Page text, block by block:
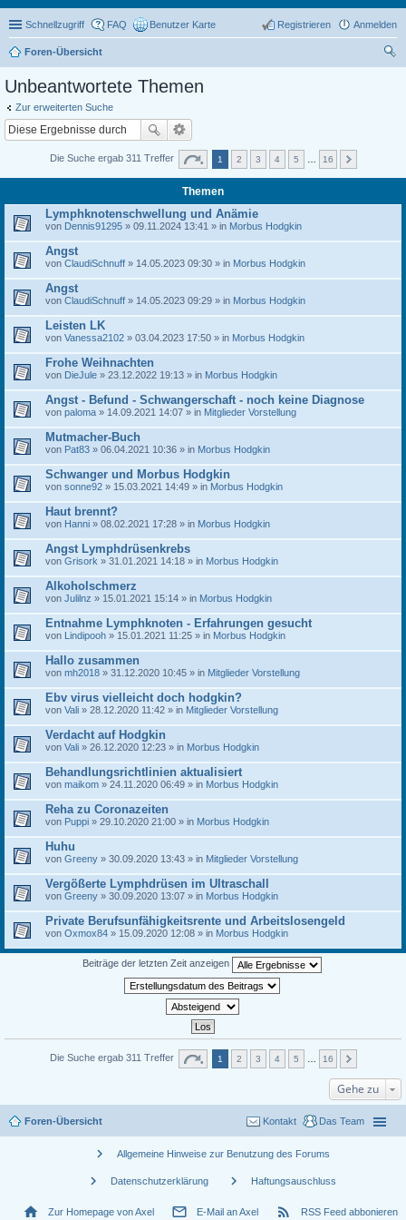
Schnellzugriff FAQ Benutzer Karte Anmelden
Registrieren
Foren-Übersicht
Unbeantwortete Themen
Zur erweiterten Suche
Die Suche ergab 311 Treffer 1 2 3 4 5 16
Themen
Lymphknotenschwellung und Anämie
von Dennis91295 » 09.11.2024 13:41 » in Morbus Hodgkin
Angst
von ClaudiSchnuff » 14.05.2023 09:30 » in Morbus Hodgkin
Angst
von ClaudiSchnuff » 14.05.2023 09:29 » in Morbus Hodgkin
Leisten LK
von Vanessa2102 » 03.04.2023 17:50 » in Morbus Hodgkin
Frohe Weihnachten
von DieJule » 23.12.2022 19:13 » in Morbus Hodgkin
Angst - Befund - Schwangerschaft - noch keine Diagnose
von paloma » 14.09.2021 14:07 » in Mitglieder Vorstellung
Mutmacher-Buch
von Pat83 » 06.04.2021 10:36 » in Morbus Hodgkin
Schwanger und Morbus Hodgkin
von sonne92 » 15.03.2021 14:49 » in Morbus Hodgkin
Haut brennt?
von Hanni » 08.02.2021 17:28 » in Morbus Hodgkin
Angst Lymphdrüsenkrebs
von Grisork » 31.01.2021 14:18 » in Morbus Hodgkin
Alkoholschmerz
von Julilnz » 15.01.2021 15:14 » in Morbus Hodgkin
Entnahme Lymphknoten - Erfahrungen gesucht
von Lindipooh » 15.01.2021 11:25 » in Morbus Hodgkin
Hallo zusammen
von mh2018 » 31.12.2020 10:45 » in Mitglieder Vorstellung
Ebv virus vielleicht doch hodgkin?
von Vali » 28.12.2020 11:42 » in Mitglieder Vorstellung
Verdacht auf Hodgkin
von Vali » 26.12.2020 12:23 » in Morbus Hodgkin
Behandlungsrichtlinien aktualisiert
von maikom » 24.11.2020 06:49 » in Morbus Hodgkin
Reha zu Coronazeiten
von Puppi » 29.10.2020 21:00 » in Morbus Hodgkin
Huhu
von Greeny » 30.09.2020 13:43 » in Mitglieder Vorstellung
Vergößerte Lymphdrüsen im Ultraschall
von Greeny » 30.09.2020 13:07 » in Morbus Hodgkin
Private Berufsunfähigkeitsrente und Arbeitslosengeld
von Oxmox84 » 15.09.2020 12:08 » in Morbus Hodgkin
Beiträge der letzten Zeit anzeigen
Die Suche ergab 311 Treffer 1 2 3 4 5 16
Gehe zu
Foren-Übersicht Das Team
Kontakt
chevron_right Allgemeine Hinweise zur Benutzung des Forums
chevron_right Datenschutzerklärung chevron_right Haftungsauschluss
home Zur Homepage von Axel mail_outline E-Mail an Axel rss_feed RSS Feed abbonieren